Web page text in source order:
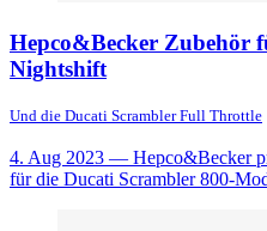
Hepco&Becker Zubehör
Nightshift
Und die Ducati Scrambler Full Throttle
4. Aug 2023 — Hepco&Becker
für die Ducati Scrambler 800-